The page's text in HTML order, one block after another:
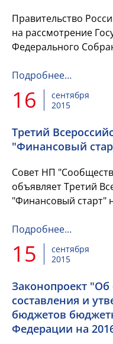
Правительство
на рассмотрение
Федерального
„Об особенностях
Подробнее…
16
сентября
2015
Третий
"Финансовый
Совет НП
объявляет Третий
"Финансовый старт"
финансист".
Подробнее…
15
сентября
2015
Законопроект "Об
составления и
бюджетов
Федерации на